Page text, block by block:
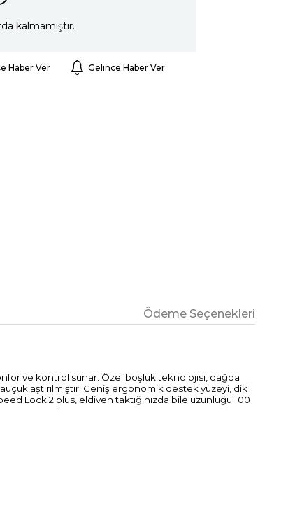
kalmamıştır.
Haber Ver Gelince Haber Ver
Ödeme Seçenekleri
ve kontrol sunar. Özel boşluk teknolojisi, dağda
Geniş ergonomik destek yüzeyi, dik
​​Lock 2 plus, eldiven taktığınızda bile uzunluğu 100